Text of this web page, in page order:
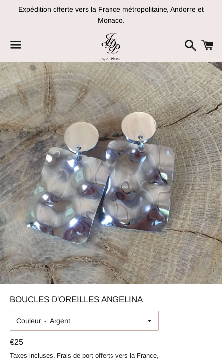
Expédition offerte vers la France métropolitaine, Andorre et
Monaco.
Menu
BOUCLES D'OREILLES ANGELINA
Couleur
Prix
régulier
€25
Taxes incluses. Frais de port offerts vers la France,